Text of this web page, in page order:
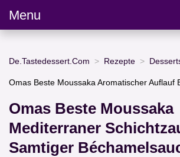
Menu
De.Tastedessert.Com Rezepte
Omas Beste Moussaka Aromatischer Auflauf
Omas Beste Moussaka
Mediterraner
Samtiger